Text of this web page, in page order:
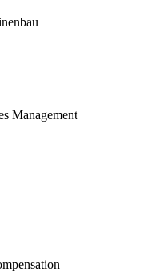
Management